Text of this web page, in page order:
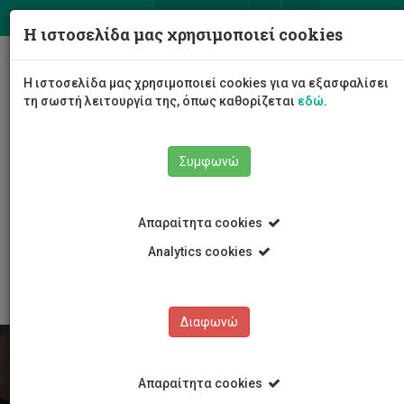
Συμβουλευτική και Ανάπτυξη Φοιτητών/τριών
Κανόνες στήριξης φοιτητών
Παρεχόμενες υπηρεσίες
Η ιστοσελίδα μας χρησιμοποιεί cookies
Η ιστοσελίδα μας χρησιμοποιεί cookies για να εξασφαλίσει
τη σωστή λειτουργία της, όπως καθορίζεται εδώ.
Συμφωνώ
Απαραίτητα cookies
Analytics cookies
Διαφωνώ
Απαραίτητα cookies